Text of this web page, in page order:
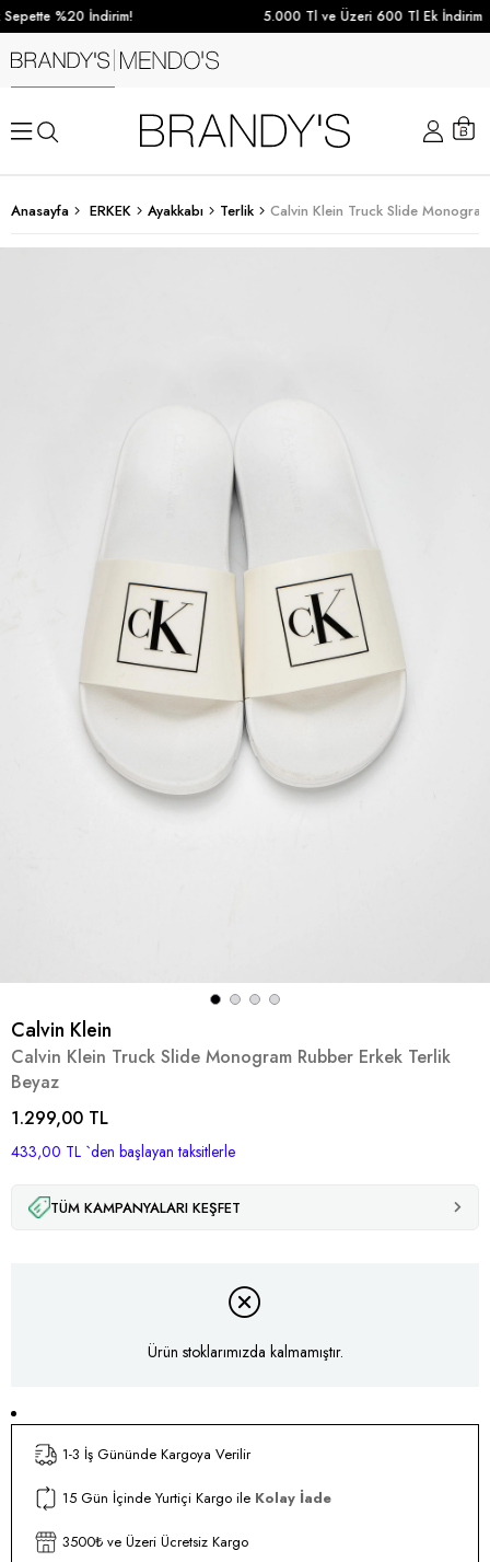
%20 İndirim! 5.000 Tl ve Üzeri 600 Tl Ek İndirim
Anasayfa ERKEK Ayakkabı Terlik
Calvin Klein
Calvin Klein Truck Slide Monogram Rubber Erkek Terlik
Beyaz
1.299,00 TL
433,00 TL `den başlayan taksitlerle
TÜM KAMPANYALARI KEŞFET
Ürün stoklarımızda kalmamıştır.
1-3 İş Gününde Kargoya Verilir
15 Gün İçinde Yurtiçi Kargo ile Kolay İade
3500₺ ve Üzeri Ücretsiz Kargo